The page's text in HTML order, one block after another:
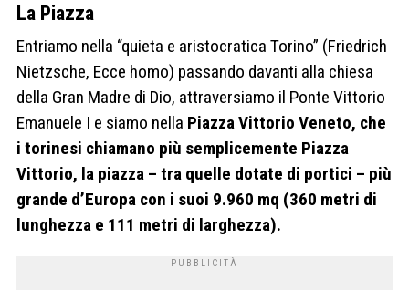
La Piazza
Entriamo nella “quieta e aristocratica Torino” (Friedrich
Nietzsche, Ecce homo) passando davanti alla chiesa
della Gran Madre di Dio, attraversiamo il Ponte Vittorio
Emanuele I e siamo nella Piazza Vittorio Veneto, che
i torinesi chiamano più semplicemente Piazza
Vittorio, la piazza – tra quelle dotate di portici – più
grande d’Europa con i suoi 9.960 mq (360 metri di
lunghezza e 111 metri di larghezza).